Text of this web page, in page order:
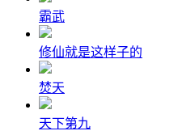
霸武
修仙就是这样子的
焚天
天下第九